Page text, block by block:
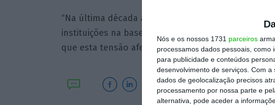
Nós e os nossos 1731 parceiros
processamos dados pessoais,
para publicidade e conteúdos
desenvolvimento de serviços. Com a
dados de geolocalização precisos
processamento por nossa parte e
alternativa, pode aceder a
“Na última década assistimos a um exercício
instituições na base de más relações pessoais”,
que esta tensão afete instituições que não estão